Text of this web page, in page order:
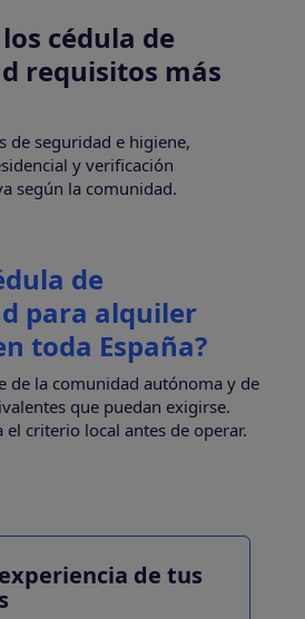
cédula de
requisitos más
de seguridad e higiene,
y verificación
según la comunidad.
de
para alquiler
toda España?
de la comunidad autónoma y de
que puedan exigirse.
el criterio local antes de operar.
de tus